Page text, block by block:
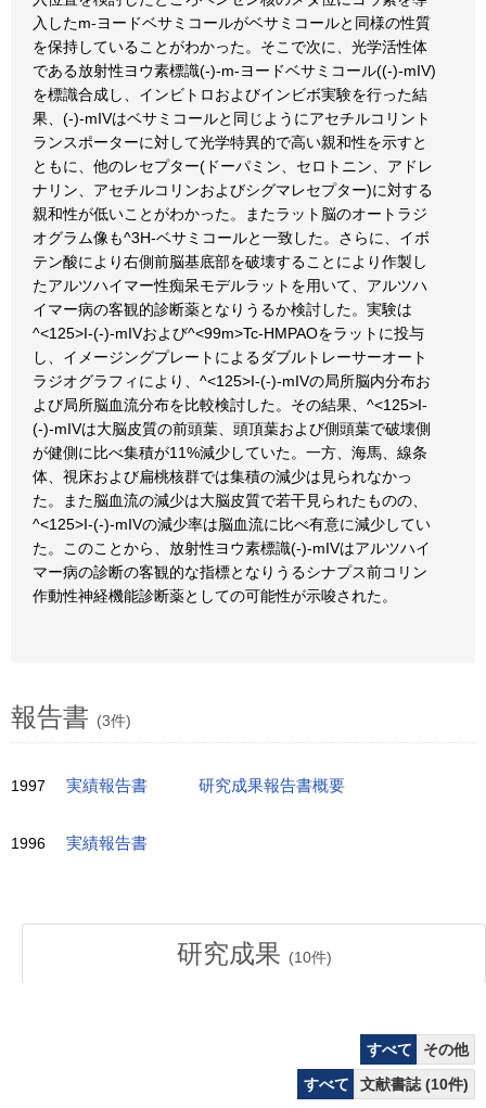
入したm-ヨードベサミコールがベサミコールと同様の性質
を保持していることがわかった。そこで次に、光学活性体
である放射性ヨウ素標識(-)-m-ヨードベサミコール((-)-mIV)
を標識合成し、インビトロおよびインビボ実験を行った結
果、(-)-mIVはベサミコールと同じようにアセチルコリント
ランスポーターに対して光学特異的で高い親和性を示すと
ともに、他のレセプター(ドーパミン、セロトニン、アドレ
ナリン、アセチルコリンおよびシグマレセプター)に対する
親和性が低いことがわかった。またラット脳のオートラジ
オグラム像も^3H-ベサミコールと一致した。さらに、イボ
テン酸により右側前脳基底部を破壊することにより作製し
たアルツハイマー性痴呆モデルラットを用いて、アルツハ
イマー病の客観的診断薬となりうるか検討した。実験は
^<125>I-(-)-mIVおよび^<99m>Tc-HMPAOをラットに投与
し、イメージングプレートによるダブルトレーサーオート
ラジオグラフィにより、^<125>I-(-)-mIVの局所脳内分布お
よび局所脳血流分布を比較検討した。その結果、^<125>I-
(-)-mIVは大脳皮質の前頭葉、頭頂葉および側頭葉で破壊側
が健側に比べ集積が11%減少していた。一方、海馬、線条
体、視床および扁桃核群では集積の減少は見られなかっ
た。また脳血流の減少は大脳皮質で若干見られたものの、
^<125>I-(-)-mIVの減少率は脳血流に比べ有意に減少してい
た。このことから、放射性ヨウ素標識(-)-mIVはアルツハイ
マー病の診断の客観的な指標となりうるシナプス前コリン
作動性神経機能診断薬としての可能性が示唆された。
報告書 (3件)
1997 実績報告書 研究成果報告書概要
1996 実績報告書
研究成果 (10件)
すべて
その他
すべて
文献書誌 (10件)